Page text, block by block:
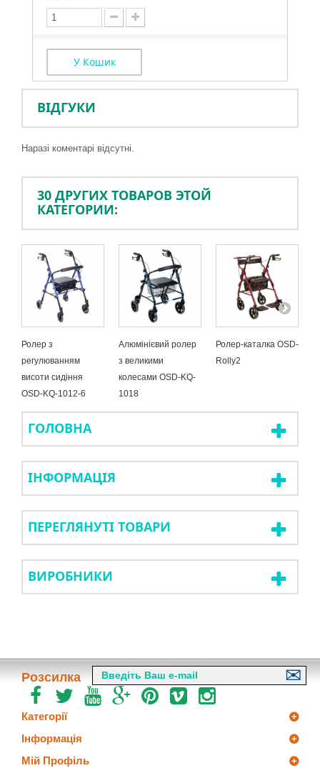
У Кошик
ВІДГУКИ
Наразі коментарі відсутні.
30 ДРУГИХ ТОВАРОВ ЭТОЙ
КАТЕГОРИИ:
Ролер з
регулюванням
висоти сидіння
OSD-KQ-1012-6
Алюмінієвий ролер
з великими
колесами OSD-KQ-
1018
Ролер-каталка OSD-
Rolly2
ГОЛОВНА
ІНФОРМАЦІЯ
ПЕРЕГЛЯНУТІ ТОВАРИ
ВИРОБНИКИ
Розсилка
Категорії
Інформація
Мій Профіль